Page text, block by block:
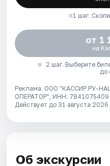
1 шаг.
от 1
на
2 шаг. Выберите
до
Реклама. ООО "КАССИР.РУ-
ОПЕРАТОР", ИНН: 7841075409
Действует до 31 августа 2026
Об экскурсии